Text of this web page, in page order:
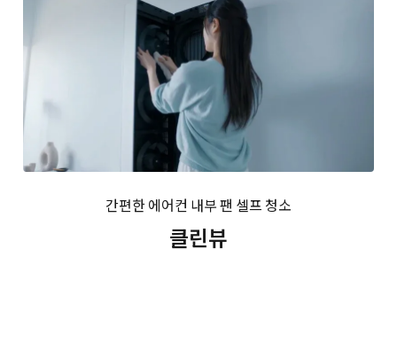
간편한 에어컨 내부 팬 셀프 청소
클린뷰